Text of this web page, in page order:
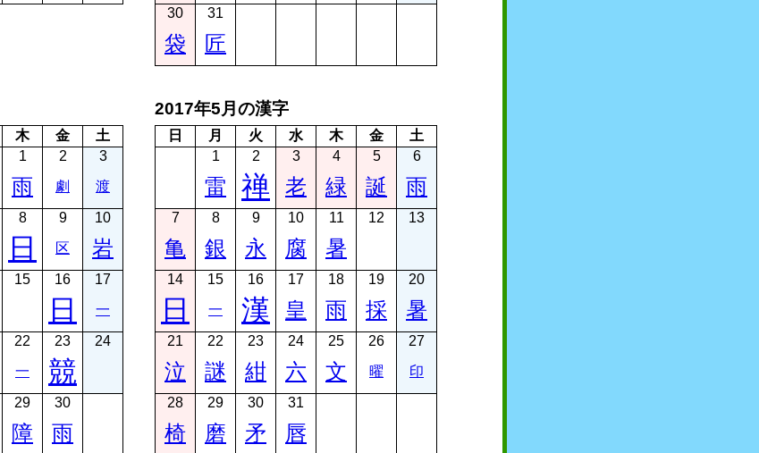
30
袋
31
匠
木 金
土
1
雨
2
劇
3
渡
8
日
9
区
10
岩
15 16
日
17
一
22
一
23
競
24
29
障
30
雨
2017年5月の漢字
日 月 火 水 木 金
土
1
雷
2
禅
3
老
4
緑
5
誕
6
雨
7
亀
8
銀
9
永
10
腐
11
暑
12 13
14
日
15
一
16
漢
17
皇
18
雨
19
採
20
暑
21
泣
22
謎
23
紺
24
六
25
文
26
曜
27
印
28
椅
29
磨
30
矛
31
唇